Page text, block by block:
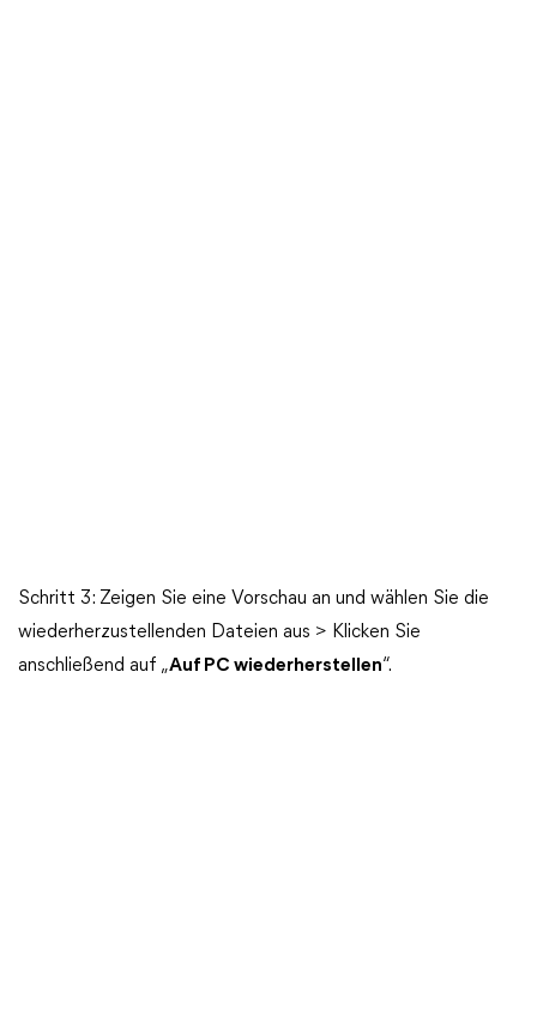
Schritt 3: Zeigen Sie eine Vorschau an und wählen Sie die
wiederherzustellenden Dateien aus > Klicken Sie
anschließend auf „Auf PC wiederherstellen“.